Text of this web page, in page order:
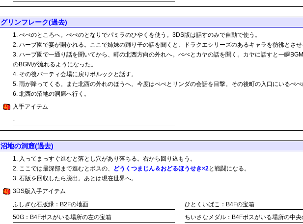
グリンフレーク(過去)
ぺぺのところへ。ぺぺのとなりでパミラのひやくを使う。3DS版は話すのみで自動で使う。
ハーブ園で宴が開かれる。ここで姉妹の踊り子の話を聞くと、ドラクエシリーズのあるキャラを彷彿とさ
ハーブ園で一通り話を聞いてから、町の北西方向の外れへ。ぺぺとカヤの話を聞く。カヤに話すと一瞬
のBGMが流れるようになった。
その後パーティ会場に戻りボルックと話す。
雨が降ってくる。また北西の外れのほうへ。今度はぺぺとリンダの会話を目撃。その後町の入口にいるぺ
北西の沼地の洞窟へ行く。
入手アイテム
-
沼地の洞窟(過去)
入ってまっすぐ進むと落とし穴があり落ちる。右から回り込もう。
ここでは最深部まで進むとボスの、
どうくつまじん＆おどるほうせき×2と戦闘になる。
石版を回収したら脱出。あとは現在世界へ。
3DS版入手アイテム
ふしぎな石版緑：B2Fの地面
ひとくいばこ：B4Fの宝箱
50G：B4Fボスがいる場所の左の宝箱
ちいさなメダル：B4Fボスがいる場所の中央